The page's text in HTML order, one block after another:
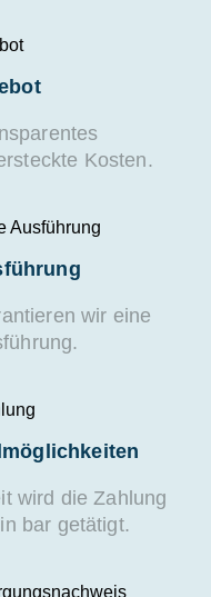
Kosten.
wir eine
wird die Zahlung
bar getätigt.